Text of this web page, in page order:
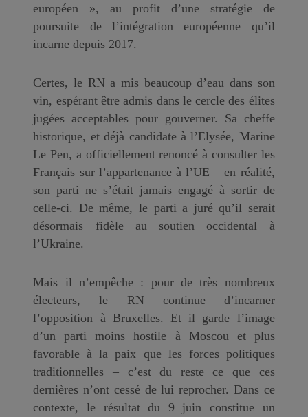
européen », au profit d’une stratégie de
poursuite de l’intégration européenne qu’il
incarne depuis 2017.
Certes, le RN a mis beaucoup d’eau dans son
vin, espérant être admis dans le cercle des élites
jugées acceptables pour gouverner. Sa cheffe
historique, et déjà candidate à l’Elysée, Marine
Le Pen, a officiellement renoncé à consulter les
Français sur l’appartenance à l’UE – en réalité,
son parti ne s’était jamais engagé à sortir de
celle-ci. De même, le parti a juré qu’il serait
désormais fidèle au soutien occidental à
l’Ukraine.
Mais il n’empêche : pour de très nombreux
électeurs, le RN continue d’incarner
l’opposition à Bruxelles. Et il garde l’image
d’un parti moins hostile à Moscou et plus
favorable à la paix que les forces politiques
traditionnelles – c’est du reste ce que ces
dernières n’ont cessé de lui reprocher. Dans ce
contexte, le résultat du 9 juin constitue un